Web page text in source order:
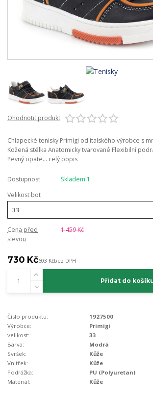
Ohodnotit produkt
Chlapecké tenisky Primigi od italského výrobce s
Kožená stélka Anatomicky tvarované Flexibilní
Pevný opate... celý popis
Dostupnost
Skladem 1
Velikost bot
Cena před
slevou
1 459 Kč
730 Kč603 Kčbez DPH
Přidat do
Číslo produktu:
1927500
Výrobce:
Primigi
velikost:
33
Barva:
Modrá
Svršek:
Kůže
Vnitřek:
Kůže
Podrážka:
PU (Polyuretan)
Materiál:
Kůže